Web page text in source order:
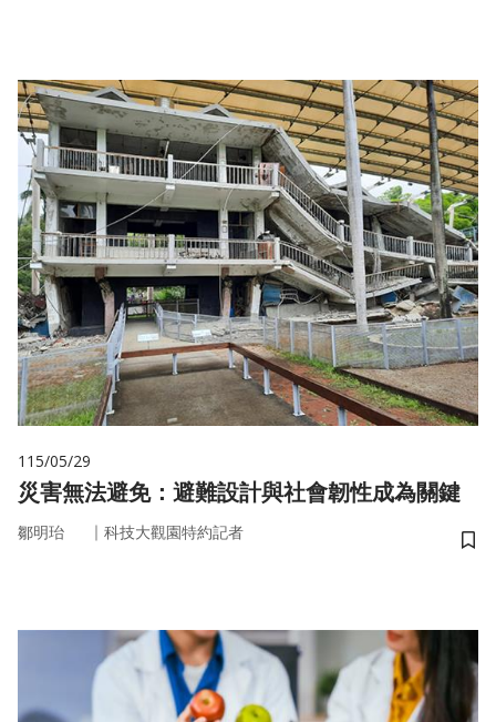
115/05/29
災害無法避免：避難設計與社會韌性成為關鍵
鄒明珆 ｜ 科技大觀園特約記者
儲